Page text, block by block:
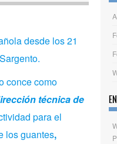
desde los 21
conce como
técnica de
para el
los guantes,